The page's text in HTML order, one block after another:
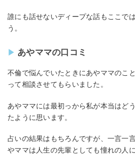
誰にも話せないディープな話もここで
う。
あやママの口コミ
不倫で悩んでいたときにあやママのこ
って相談させてもらいました。
あやママには最初っから私が本当はど
たように思います。
占いの結果はもちろんですが、一言一
やママは人生の先輩としても憧れの人